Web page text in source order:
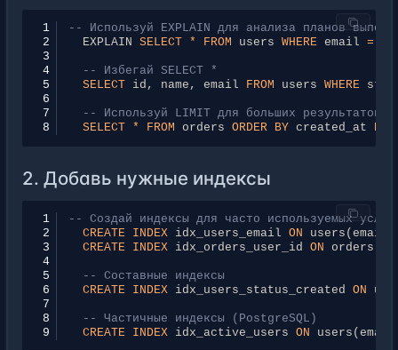
1
-- Используй EXPLAIN для анализа планов
2
EXPLAIN SELECT * FROM users WHERE email =
3
4
-- Избегай SELECT *
5
SELECT id , name , email FROM users WHERE
6
7
-- Используй LIMIT для больших результатов
8
SELECT * FROM orders ORDER BY created_at
2. Добавь нужные индексы
1
-- Создай индексы для часто используемых
2
CREATE INDEX idx_users_email ON users ( email
3
CREATE INDEX idx_orders_user_id ON orders
4
5
-- Составные индексы
6
CREATE INDEX idx_users_status_created ON
7
8
-- Частичные индексы (PostgreSQL)
9
CREATE INDEX idx_active_users ON users ( email